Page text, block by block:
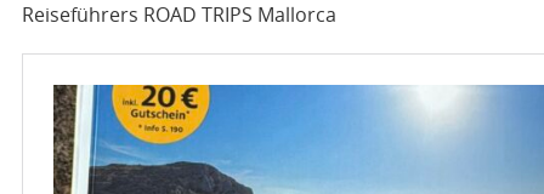
Reiseführers ROAD TRIPS Mallorca